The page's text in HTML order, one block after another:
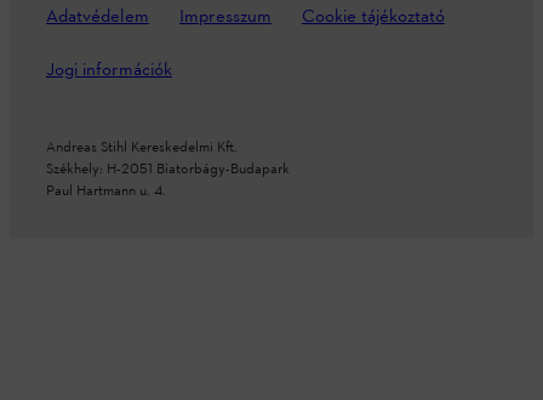
Adatvédelem Impresszum Cookie tájékoztató
Jogi információk
Andreas Stihl Kereskedelmi Kft.
Székhely: H-2051 Biatorbágy-Budapark
Paul Hartmann u. 4.